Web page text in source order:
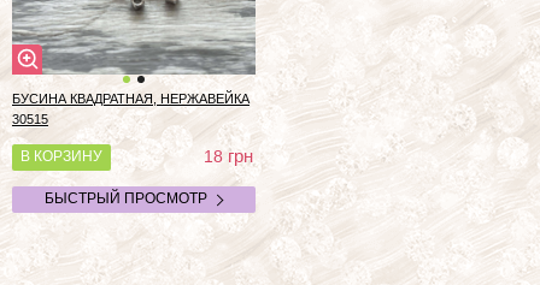
БУСИНА КВАДРАТНАЯ, НЕРЖАВЕЙКА
30515
В КОРЗИНУ 18грн
БЫСТРЫЙ ПРОСМОТР